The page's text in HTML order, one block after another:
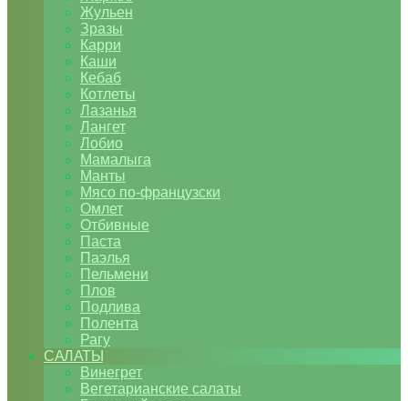
Жульен
Зразы
Карри
Каши
Кебаб
Котлеты
Лазанья
Лангет
Лобио
Мамалыга
Манты
Мясо по-французски
Омлет
Отбивные
Паста
Паэлья
Пельмени
Плов
Подлива
Полента
Рагу
САЛАТЫ
Винегрет
Вегетарианские салаты